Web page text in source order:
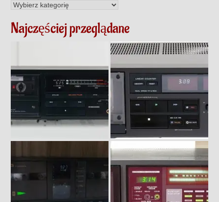
Kategorie
Najczęściej przeglądane